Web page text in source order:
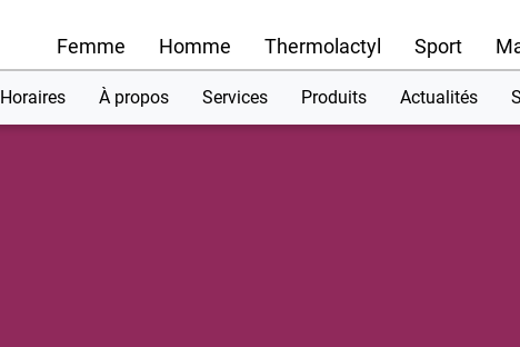
Femme Homme Thermolactyl Sport
Horaires À propos Services Produits Actualités